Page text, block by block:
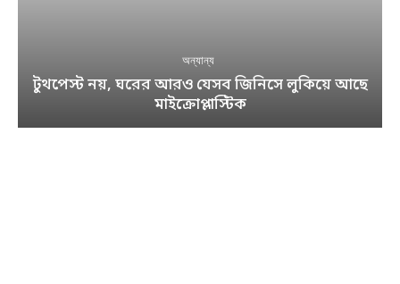
অন্যান্য
টুথপেস্ট নয়, ঘরের আরও যেসব জিনিসে লুকিয়ে আছে
মাইক্রোপ্লাস্টিক